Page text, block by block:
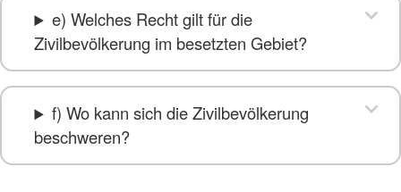
e) Welches Recht gilt für die
Zivilbevölkerung im besetzten Gebiet?
f) Wo kann sich die Zivilbevölkerung
beschweren?